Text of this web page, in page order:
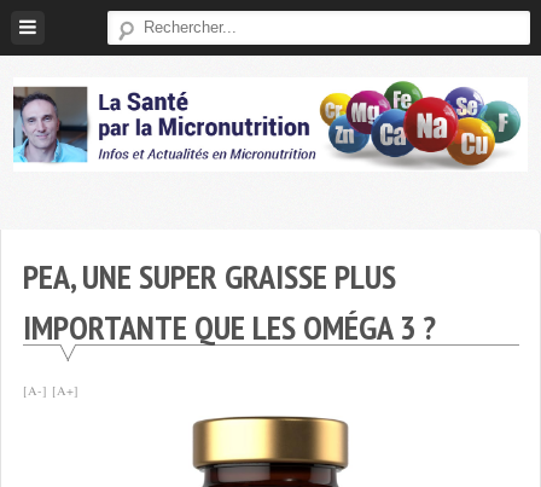
Skip
PEA, UNE SUPER GRAISSE PLUS
IMPORTANTE QUE LES OMÉGA 3 ?
[A-] [A+]